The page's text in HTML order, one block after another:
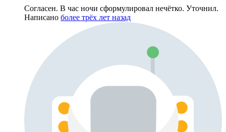
Согласен. В час ночи сформулировал нечётко. Уточнил.
Написано более трёх лет назад